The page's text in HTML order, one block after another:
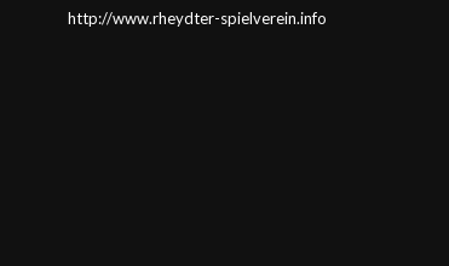
http://www.rheydter-spielverein.info